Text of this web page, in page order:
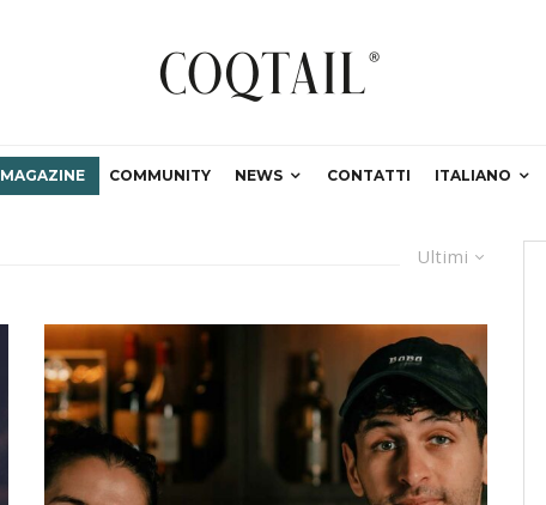
MAGAZINE COMMUNITY NEWS CONTATTI ITALIANO
Ultimi